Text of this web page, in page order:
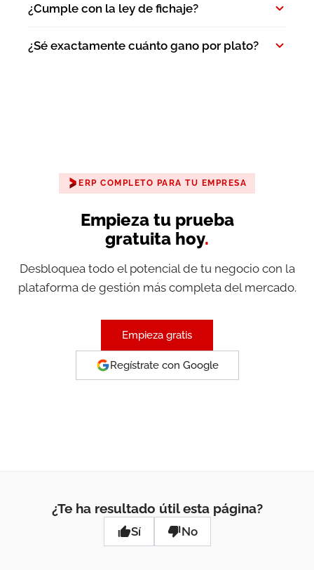
¿Cumple con la ley de fichaje?
¿Sé exactamente cuánto gano por plato?
ERP COMPLETO PARA TU EMPRESA
Empieza tu prueba
gratuita hoy.
Desbloquea todo el potencial de tu negocio con la
plataforma de gestión más completa del mercado.
Empieza gratis
Regístrate con Google
¿Te ha resultado útil esta página?
Sí No